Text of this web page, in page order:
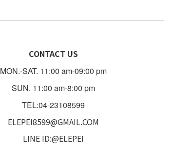
CONTACT US
MON.-SAT. 11:00 am-09:00 pm
SUN. 11:00 am-8:00 pm
TEL:04-23108599
ELEPEI8599@GMAIL.COM
LINE ID:@ELEPEI